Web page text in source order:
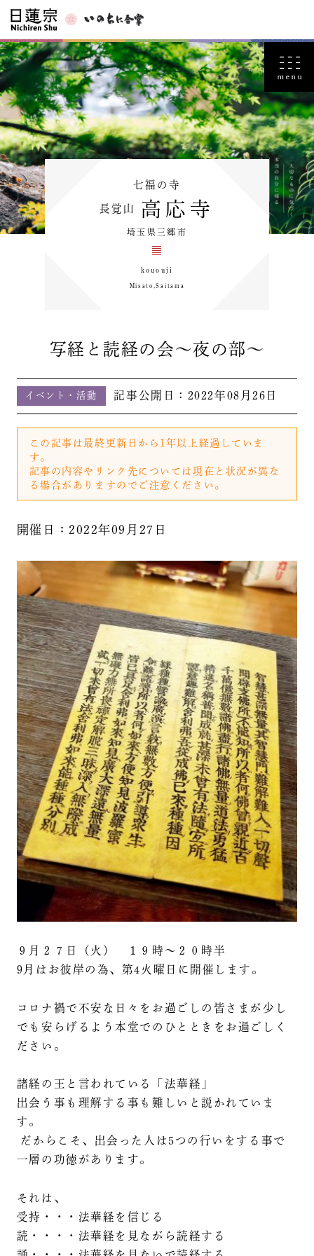
七福の寺
長覚山 高応寺
埼玉県三郷市
kououji
Misato,Saitama
写経と読経の会～夜の部～
イベント・活動 記事公開日： 2022年08月26日
この記事は最終更新日から1年以上経過していま
す。
記事の内容やリンク先については現在と状況が異な
る場合がありますのでご注意ください。
開催日：2022年09月27日
９月２７日（火） １９時～２０時半
​9月はお彼岸の為、第4火曜日に開催します。
コロナ禍で不安な日々をお過ごしの皆さまが少し
でも安らげるよう本堂でのひとときをお過ごしく
ださい。
諸経の王と言われている「法華経」
出会う事も理解する事も難しいと説かれていま
す。
だからこそ、出会った人は5つの行いをする事で
一層の功徳があります。
それは、
受持・・・法華経を信じる
読・・・・法華経を見ながら読経する